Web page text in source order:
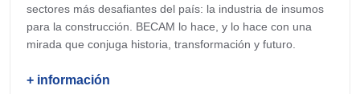
sectores más desafiantes del país: la industria de insumos
para la construcción. BECAM lo hace, y lo hace con una
mirada que conjuga historia, transformación y futuro.
+ información